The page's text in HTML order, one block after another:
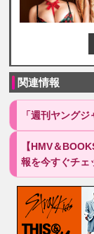
関連情報
「週刊ヤング
【HMV＆
報を今すぐチェ